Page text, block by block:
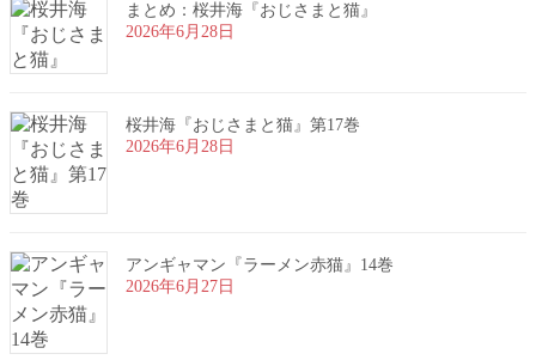
まとめ：桜井海『おじさまと猫』
2026年6月28日
桜井海『おじさまと猫』第17巻
2026年6月28日
アンギャマン『ラーメン赤猫』14巻
2026年6月27日